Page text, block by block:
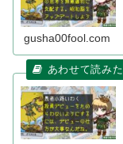
gusha00fool.com